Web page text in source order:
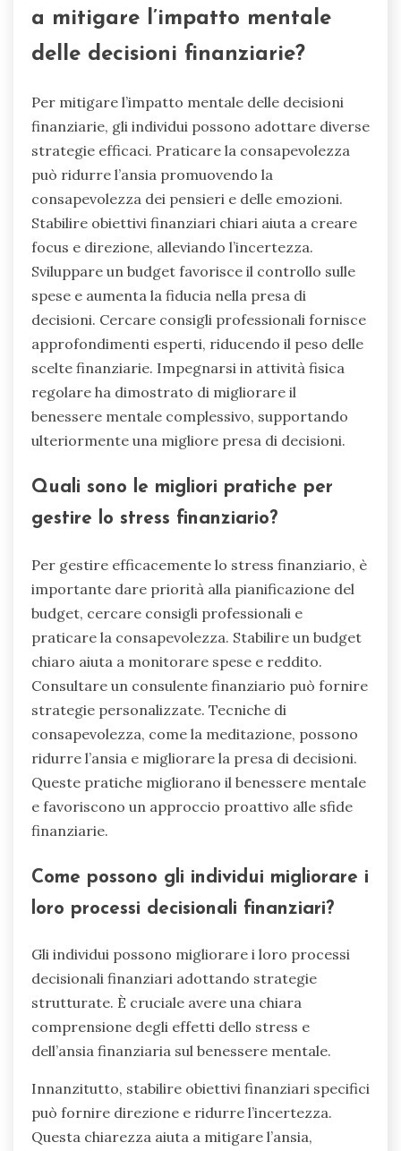
a mitigare l’impatto mentale
delle decisioni finanziarie?
Per mitigare l’impatto mentale delle decisioni
finanziarie, gli individui possono adottare diverse
strategie efficaci. Praticare la consapevolezza
può ridurre l’ansia promuovendo la
consapevolezza dei pensieri e delle emozioni.
Stabilire obiettivi finanziari chiari aiuta a creare
focus e direzione, alleviando l’incertezza.
Sviluppare un budget favorisce il controllo sulle
spese e aumenta la fiducia nella presa di
decisioni. Cercare consigli professionali fornisce
approfondimenti esperti, riducendo il peso delle
scelte finanziarie. Impegnarsi in attività fisica
regolare ha dimostrato di migliorare il
benessere mentale complessivo, supportando
ulteriormente una migliore presa di decisioni.
Quali sono le migliori pratiche per
gestire lo stress finanziario?
Per gestire efficacemente lo stress finanziario, è
importante dare priorità alla pianificazione del
budget, cercare consigli professionali e
praticare la consapevolezza. Stabilire un budget
chiaro aiuta a monitorare spese e reddito.
Consultare un consulente finanziario può fornire
strategie personalizzate. Tecniche di
consapevolezza, come la meditazione, possono
ridurre l’ansia e migliorare la presa di decisioni.
Queste pratiche migliorano il benessere mentale
e favoriscono un approccio proattivo alle sfide
finanziarie.
Come possono gli individui migliorare i
loro processi decisionali finanziari?
Gli individui possono migliorare i loro processi
decisionali finanziari adottando strategie
strutturate. È cruciale avere una chiara
comprensione degli effetti dello stress e
dell’ansia finanziaria sul benessere mentale.
Innanzitutto, stabilire obiettivi finanziari specifici
può fornire direzione e ridurre l’incertezza.
Questa chiarezza aiuta a mitigare l’ansia,